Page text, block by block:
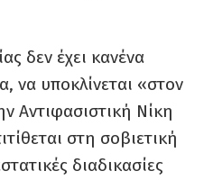
δεν έχει κανένα
να υποκλίνεται «στον
Αντιφασιστική Νίκη
στη σοβιετική
διαδικασίες